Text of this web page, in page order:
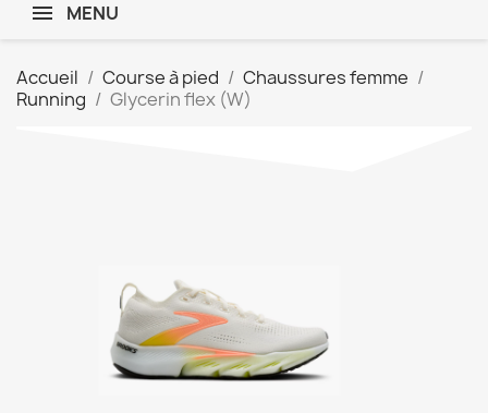
MENU
Accueil Course à pied
Chaussures femme
Running
Glycerin flex (W)